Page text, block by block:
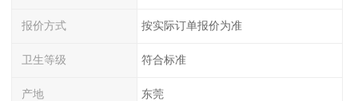
报价方式 按实际订单报价为准
卫生等级 符合标准
产地 东莞